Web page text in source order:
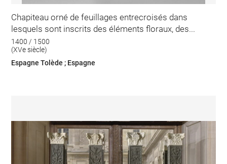
Chapiteau orné de feuillages entrecroisés dans
lesquels sont inscrits des éléments floraux, des...
1400 / 1500
(XVe siècle)
Espagne Tolède ; Espagne